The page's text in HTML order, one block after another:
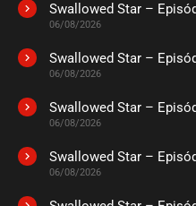
Swallowed Star –
06/08/2026
Swallowed Star –
06/08/2026
Swallowed Star –
06/08/2026
Swallowed Star –
06/08/2026